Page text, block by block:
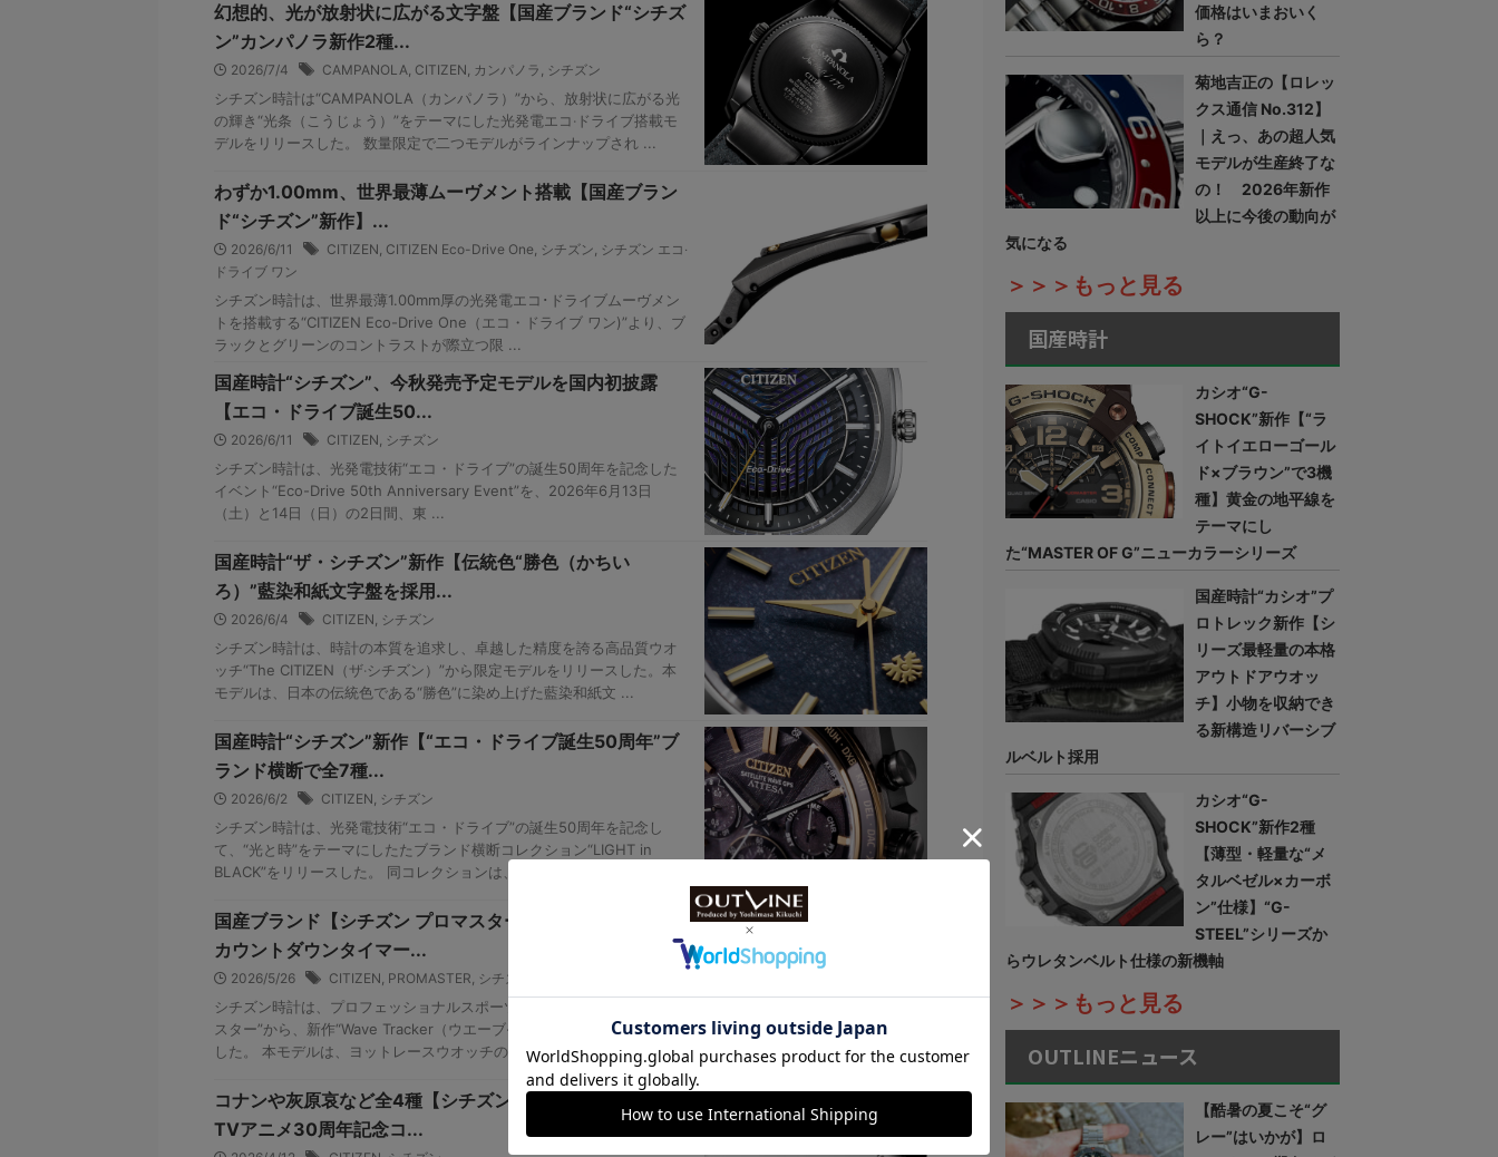
幻想的、光が放射状に広がる文字盤【国産ブランド“シチズ
ン”カンパノラ新作2種...
2026/7/4 CAMPANOLA, CITIZEN, カンパノラ , シチズン
シチズン時計は“CAMPANOLA（カンパノラ）”から、放射状に広がる光
の輝き“光条（こうじょう）”をテーマにした光発電エコ‧ドライブ搭載モ
デルをリリースした。 数量限定で二つモデルがラインナップされ ...
わずか1.00mm、世界最薄ムーヴメント搭載【国産ブラン
ド“シチズン”新作】...
2026/6/11 CITIZEN, CITIZEN Eco-Drive One, シチズン, シチズン エコ‧
ドライブ ワン
シチズン時計は、世界最薄1.00mm厚の光発電エコ･ドライブムーヴメン
トを搭載する“CITIZEN Eco-Drive One（エコ・ドライブ ワン)”より、ブ
ラックとグリーンのコントラストが際立つ限 ...
国産時計“シチズン”、今秋発売予定モデルを国内初披露
【エコ・ドライブ誕生50...
2026/6/11 CITIZEN, シチズン
シチズン時計は、光発電技術“エコ・ドライブ”の誕生50周年を記念した
イベント“Eco-Drive 50th Anniversary Event”を、2026年6月13日
（土）と14日（日）の2日間、東 ...
国産時計“ザ・シチズン”新作【伝統色“勝色（かちい
ろ）”藍染和紙文字盤を採用...
2026/6/4 CITIZEN, シチズン
シチズン時計は、時計の本質を追求し、卓越した精度を誇る⾼品質ウオ
ッチ“The CITIZEN（ザ‧シチズン）”から限定モデルをリリースした。本
モデルは、⽇本の伝統⾊である“勝⾊”に染め上げた藍染和紙文 ...
国産時計“シチズン”新作【“エコ・ドライブ誕生50周年”ブ
ランド横断で全7種...
2026/6/2 CITIZEN, シチズン
シチズン時計は、光発電技術“エコ・ドライブ”の誕生50周年を記念し
て、“光と時”をテーマにしたたブランド横断コレクション“LIGHT in
BLACK”をリリースした。 同コレクションは、シチズン エ ...
国産ブランド【シチズン プロマスターの新作3種】新開発
カウントダウンタイマー...
2026/5/26 CITIZEN, PROMASTER, シチズン
シチズン時計は、プロフェッショナルスポーツウオッチ“シチズン プロマ
スター”から、新作“Wave Tracker（ウエーブ‧トラッカー）” をリリース
した。 本モデルは、ヨットレースウオッチの系譜を受 ...
コナンや灰原哀など全4種【シチズン×『名探偵コナン』
TVアニメ30周年記念コ...
価格はいまおいく
ら？
菊地吉正の【ロレッ
クス通信 No.312】
｜えっ、あの超人気
モデルが生産終了な
の！ 2026年新作
以上に今後の動向が
気になる
＞＞＞もっと見る
国産時計
カシオ“G-
SHOCK”新作【“ラ
イトイエローゴール
ド×ブラウン”で3機
種】黄金の地平線を
テーマにし
た“MASTER OF G”ニューカラーシリーズ
国産時計“カシオ”プ
ロトレック新作【シ
リーズ最軽量の本格
アウトドアウオッ
チ】小物を収納でき
る新構造リバーシブ
ルベルト採用
カシオ“G-
SHOCK”新作2種
【薄型・軽量な“メ
タルベゼル×カーボ
ン”仕様】“G-
STEEL”シリーズか
らウレタンベルト仕様の新機軸
＞＞＞もっと見る
OUTLINEニュース
【酷暑の夏こそ“グ
レー”はいかが】ロ